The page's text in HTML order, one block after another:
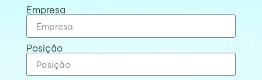
Empresa
Posição